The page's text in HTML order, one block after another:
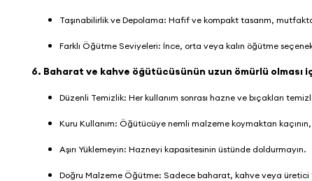
Taşınabilirlik ve Depolama: Hafif ve kompakt tasarım,
Farklı Öğütme Seviyeleri: İnce, orta veya kalın öğütme
6. Baharat ve kahve öğütücüsünün uzun ömürlü olması
Düzenli Temizlik: Her kullanım sonrası hazne ve bıçakları
Kuru Kullanım: Öğütücüye nemli malzeme koymaktan
Aşırı Yüklemeyin: Hazneyi kapasitesinin üstünde doldurmayın.
Doğru Malzeme Öğütme: Sadece baharat, kahve veya